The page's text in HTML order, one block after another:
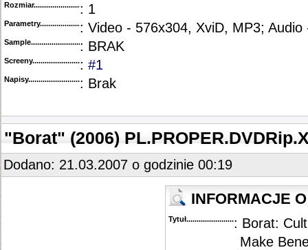
Rozmiar...........................................
: 1
Parametry.........................................: Video - 576x304, XviD, MP3; Audio
Sample............................................
: BRAK
Screeny...........................................
: #1
Napisy............................................
: Brak
"Borat" (2006)
Dodano: 21.03.2007 o godzinie 00:19
INFORMACJE
Tytuł............................................
: Borat:
Make